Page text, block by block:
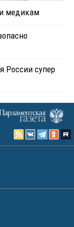
медикам
России супер